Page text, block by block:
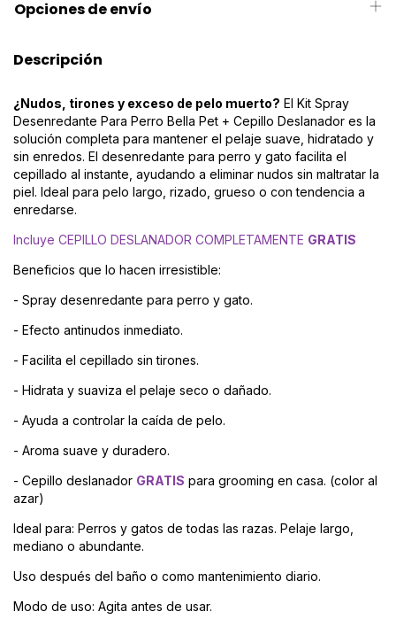
Opciones de envío
Descripción
¿Nudos, tirones y exceso de pelo muerto? El Kit Spray
Desenredante Para Perro Bella Pet + Cepillo Deslanador es la
solución completa para mantener el pelaje suave, hidratado y
sin enredos. El desenredante para perro y gato facilita el
cepillado al instante, ayudando a eliminar nudos sin maltratar la
piel. Ideal para pelo largo, rizado, grueso o con tendencia a
enredarse.
Incluye CEPILLO DESLANADOR COMPLETAMENTE GRATIS
Beneficios que lo hacen irresistible:
- Spray desenredante para perro y gato.
- Efecto antinudos inmediato.
- Facilita el cepillado sin tirones.
- Hidrata y suaviza el pelaje seco o dañado.
- Ayuda a controlar la caída de pelo.
- Aroma suave y duradero.
- Cepillo deslanador GRATIS para grooming en casa. (color al
azar)
Ideal para: Perros y gatos de todas las razas. Pelaje largo,
mediano o abundante.
Uso después del baño o como mantenimiento diario.
Modo de uso: Agita antes de usar.